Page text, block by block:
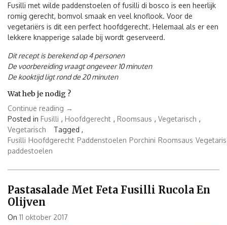
Fusilli met wilde paddenstoelen of fusilli di bosco is een heerlijk
romig gerecht, bomvol smaak en veel knoflook. Voor de
vegetariërs is dit een perfect hoofdgerecht. Helemaal als er een
lekkere knapperige salade bij wordt geserveerd.
Dit recept is berekend op 4 personen
De voorbereiding vraagt ongeveer 10 minuten
De kooktijd ligt rond de 20 minuten
Wat heb je nodig ?
Continue reading “Fusilli
met
wilde
paddenstoelen
di
→
Posted in Fusilli , Hoofdgerecht , Roomsaus , Vegetarisch ,
Vegetarisch
Tagged ,
Fusilli Hoofdgerecht Paddenstoelen Porchini Roomsaus
paddestoelen
Pastasalade Met Feta Fusilli Rucola En
Olijven
On 11 oktober 2017